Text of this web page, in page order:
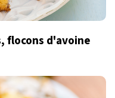
flocons d'avoine